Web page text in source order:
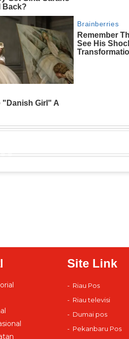
Site Link
Riau Pos
Riau televisi
Dumai pos
Pekanbaru Pos